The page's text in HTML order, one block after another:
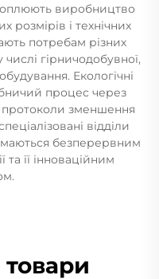
виробництво
розмірів і технічних
потребам різних
гірничодобувної,
Екологічні
процес через
протоколи зменшення
відділи
безперервним
її інноваційним